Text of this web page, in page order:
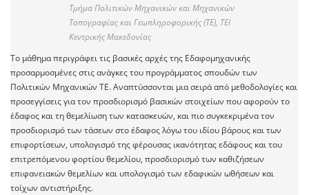
Τμήμα Πολιτικών Μηχανικών και Μηχανικών
Τοπογραφίας και Γεωπληροφορικής (ΤΕ), ΤΕΙ
Κεντρικής Μακεδονίας
Το μάθημα περιγράφει τις βασικές αρχές της Εδαφομηχανικής
προσαρμοσμένες στις ανάγκες του προγράμματος σπουδών των
Πολιτικών Μηχανικών ΤΕ. Αναπτύσσονται μια σειρά από μεθοδολογίες και
προσεγγίσεις για τον προσδιορισμό βασικών στοιχείων που αφορούν το
έδαφος και τη θεμελίωση των κατασκευών, και πιο συγκεκριμένα τον
προσδιορισμό των τάσεων στο έδαφος λόγω του ιδίου βάρους και των
επιφορτίσεων, υπολογισμό της φέρουσας ικανότητας εδάφους και του
επιτρεπόμενου φορτίου θεμελίου, προσδιορισμό των καθιζήσεων
επιφανειακών θεμελίων και υπολογισμό των εδαφικών ωθήσεων και
τοίχων αντιστήριξης.